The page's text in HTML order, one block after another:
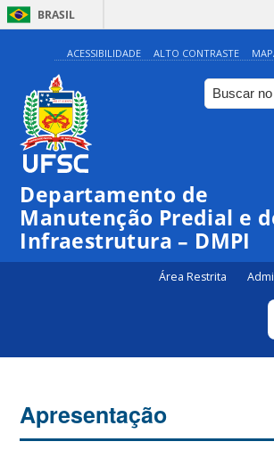
BRASIL
ACESSIBILIDADE ALTO CONTRASTE
Departamento de
Manutenção Predial e
Infraestrutura – DMPI
Área Restrita
Apresentação